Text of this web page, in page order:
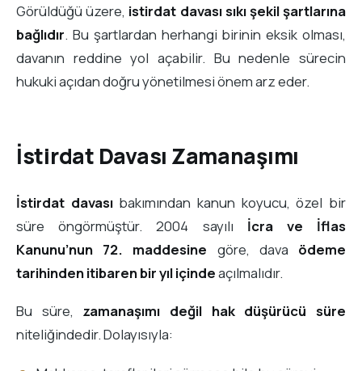
Görüldüğü üzere, istirdat davası sıkı şekil şartlarına
bağlıdır. Bu şartlardan herhangi birinin eksik olması,
davanın reddine yol açabilir. Bu nedenle sürecin
hukuki açıdan doğru yönetilmesi önem arz eder.
İstirdat Davası Zamanaşımı
İstirdat davasıbakımından kanun koyucu, özel bir
süre öngörmüştür. 2004 sayılı İcra ve İflas
Kanunu’nun 72. maddesine göre, dava ödeme
tarihinden itibaren bir yıl içindeaçılmalıdır.
Bu süre, zamanaşımı değil hak düşürücü süre
niteliğindedir. Dolayısıyla: